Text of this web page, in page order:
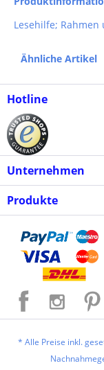
Lesehilfe;
Ähnliche Artikel
Hotline
Unternehmen
Produkte
* Alle Preise inkl.